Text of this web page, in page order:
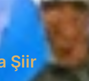
Şiir